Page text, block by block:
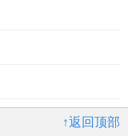
↑返回顶部